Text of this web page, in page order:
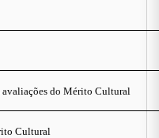
avaliações do Mérito Cultural
Cultural